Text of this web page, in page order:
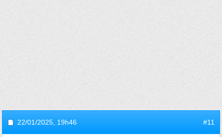
22/01/2025, 19h46 #11